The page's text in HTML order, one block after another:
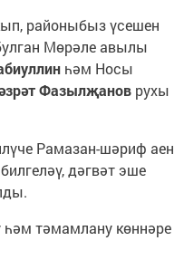
районыбыз үсешен
Мөрәле авылы
һәм Носы
Фазылҗанов рухы
Рамазан-шәриф аен
дәгвәт эше
тәмамлану көннәре